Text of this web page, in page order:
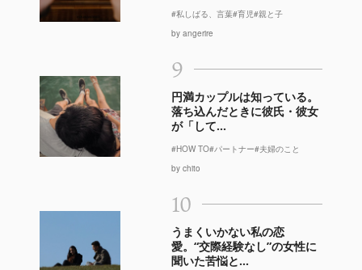
#私しばる、言葉#育児#親と子
by angerire
9
円満カップルは知っている。
落ち込んだときに彼氏・彼女
が「して...
#HOW TO#パートナー#夫婦のこと
by chito
10
うまくいかない私の恋
愛。“交際経験なし”の女性に
聞いた苦悩と...